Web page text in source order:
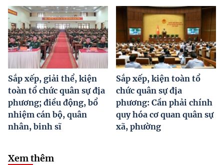
Sắp xếp, giải thể, kiện
toàn tổ chức quân sự địa
phương; điều động, bổ
nhiệm cán bộ, quân
nhân, binh sĩ
Sắp xếp, kiện toàn tổ
chức quân sự địa
phương: Cần phải chính
quy hóa cơ quan quân sự
xã, phường
Xem thêm